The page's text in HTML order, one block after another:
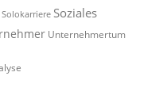
Solokarriere Soziales
Unternehmertum